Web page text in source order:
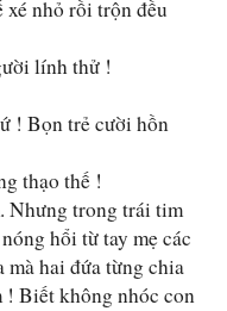
nhỏ rồi trộn đều
lính thử !
! Bọn trẻ cười hồn
thạo thế !
Nhưng trong trái tim
hổi từ tay mẹ các
mà hai đứa từng chia
! Biết không nhóc con